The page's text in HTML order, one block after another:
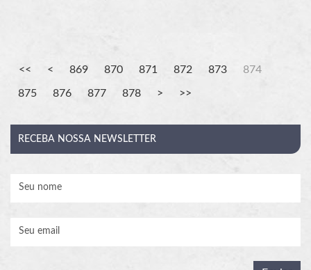
869 870 871 872 873 874
875 876 877 878
RECEBA NOSSA NEWSLETTER